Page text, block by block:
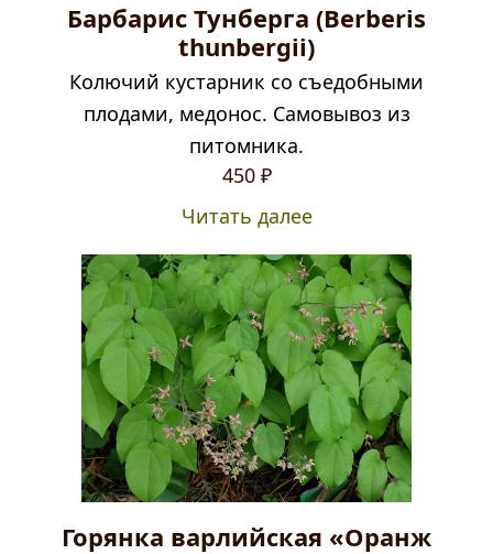
Барбарис Тунберга (Berberis
thunbergii)
Колючий кустарник со съедобными
плодами, медонос. Самовывоз из
питомника.
450 ₽
Читать далее
Горянка варлийская «Оранж